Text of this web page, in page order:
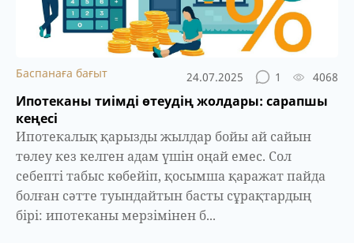
Баспанаға бағыт 24.07.2025 1 4068
Ипотеканы тиімді өтеудің жолдары: сарапшы
кеңесі
Ипотекалық қарызды жылдар бойы ай сайын
төлеу кез келген адам үшін оңай емес. Сол
себепті табыс көбейіп, қосымша қаражат пайда
болған сәтте туындайтын басты сұрақтардың
бірі: ипотеканы мерзімінен б...